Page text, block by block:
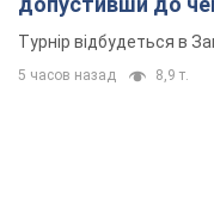
основних
Турнір відбудеться в
5 часов назад 8,9 т.